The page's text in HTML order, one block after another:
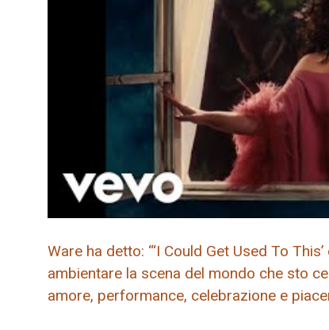
Ware ha detto: “‘I Could Get Used To
ambientare la scena del mondo che sto
amore, performance, celebrazione e